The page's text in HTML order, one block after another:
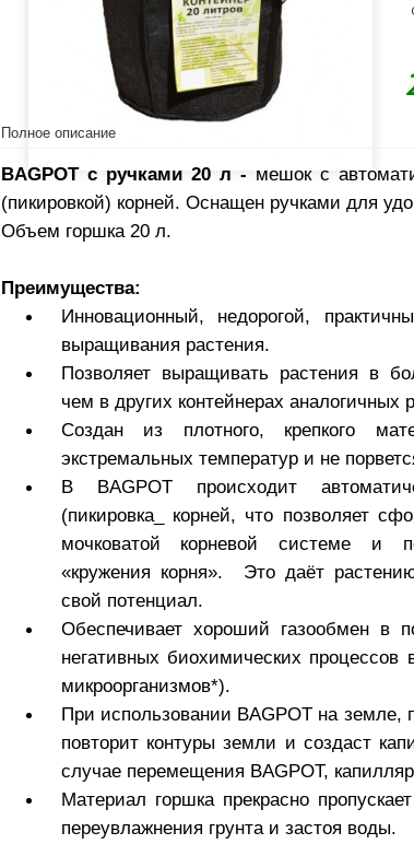
Полное описание
BAGPOT с ручками 20 л - мешок с
(пикировкой) корней. Оснащен ручками для
Объем горшка 20 л.
Преимущества:
Инновационный, недорогой,
выращивания растения.
Позволяет выращивать растения в
чем в других контейнерах аналогичных
Создан из плотного, крепкого
экстремальных температур и не
В BAGPOT происходит
(пикировка_ корней, что позволяет
мочковатой корневой системе и
«кружения корня». Это даёт
свой потенциал.
Обеспечивает хороший газообмен в
негативных биохимических процессов
микроорганизмов*).
При использовании BAGPOT на земле,
повторит контуры земли и создаст
случае перемещения BAGPOT,
Материал горшка прекрасно
переувлажнения грунта и застоя воды.